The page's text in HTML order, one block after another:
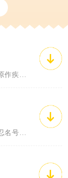
简介：火影忍者疾风传依托火影原作疾风传篇章制作横版格斗手游，完整收录疾风传主线剧情...